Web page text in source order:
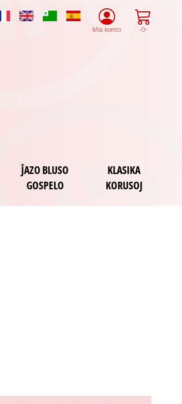
SpanishMia konto -0-
ĴAZO BLUSO
GOSPELO
KLASIKA
KORUSOJ